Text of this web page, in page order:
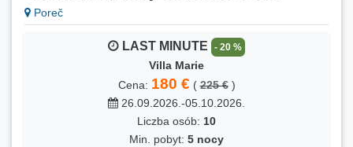
Poreč
LAST MINUTE - 20 %
Villa Marie
Cena: 180 € (225 €)
26.09.2026.-05.10.2026.
Liczba osób: 10
Min. pobyt: 5 nocy